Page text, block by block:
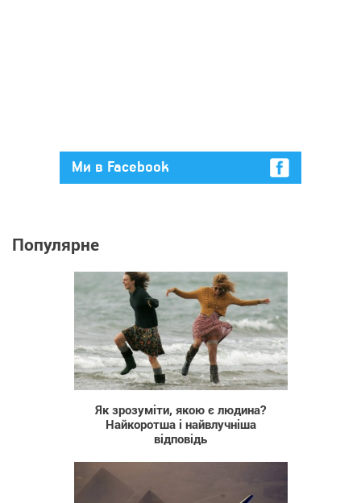
Ми в Facebook
Популярне
84 029
Як зрозуміти, якою є людина?
Найкоротша і найвлучніша
відповідь